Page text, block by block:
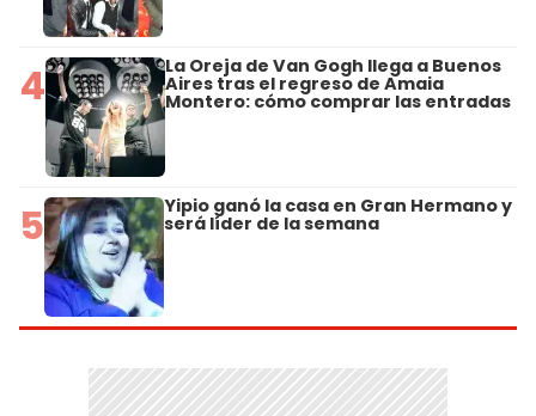
4 La Oreja de Van Gogh llega a Buenos
Aires tras el regreso de Amaia
Montero: cómo comprar las entradas
5 Yipio ganó la casa en Gran Hermano y
será líder de la semana